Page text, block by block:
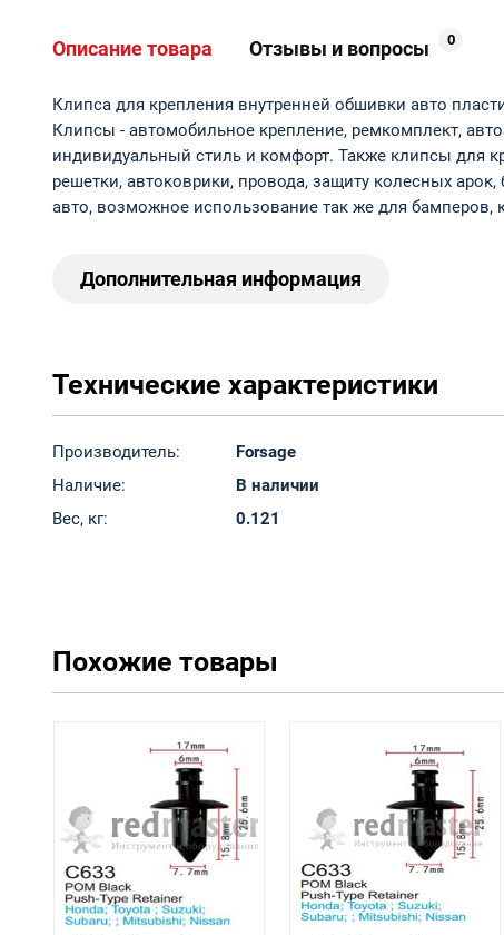
Описание товара Отзывы и вопросы 0
Клипса для крепления внутренней обшивки авто
Клипсы - автомобильное крепление, ремкомплект,
индивидуальный стиль и комфорт. Также клипсы для
решетки, автоковрики, провода, защиту колесных
авто, возможное использование так же для бамперов,
Дополнительная информация
Технические характеристики
Производитель:
Forsage
Наличие:
В наличии
Вес, кг:
0.121
Похожие товары